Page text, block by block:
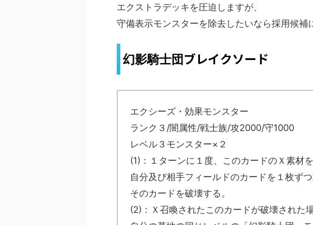
エクストラデッキを圧迫しますが、
守備表示モンスターを除去したいなら採用候補
幻影騎士団 ブレイクソード
エクシーズ・効果モンスター
ランク３/闇属性/戦士族/攻2000/守1000
レベル３モンスター×２
(1)：１ターンに１度、このカードのＸ素材を
自分及び相手フィールドのカードを１枚ず
そのカードを破壊する。
(2)：Ｘ召喚されたこのカードが破壊された場